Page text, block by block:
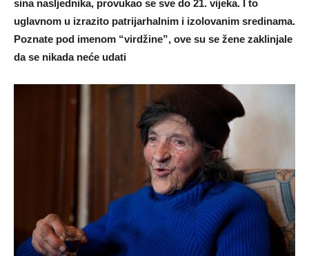
sina nasljednika, provukao se sve do 21. vijeka. I to
uglavnom u izrazito patrijarhalnim i izolovanim sredinama.
Poznate pod imenom “virdžine”, ove su se žene zaklinjale
da se nikada neće udati